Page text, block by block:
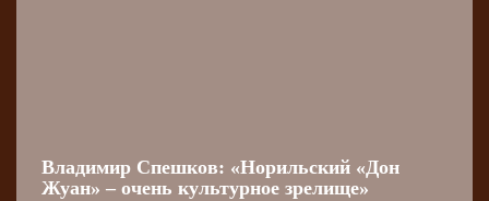
Владимир Спешков: «Норильский «Дон
Жуан» – очень культурное зрелище»